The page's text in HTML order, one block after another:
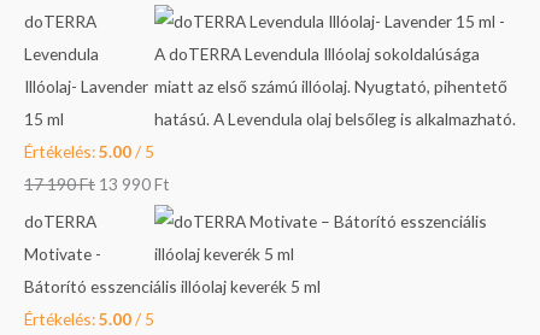
é
s
a
k
ö
v
e
t
k
e
doTERRA
Levendula
Illóolaj- Lavender
15 ml
Értékelés:5.00/ 5
17 190Ft
l
r
i
e
w
a
13 990Ft
n
t
p
r
e
i
s
doTERRA
Motivate -
Bátorító esszenciális illóolaj keverék 5 ml
Értékelés:5.00/ 5